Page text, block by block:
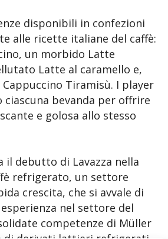
disponibili in confezioni
alle ricette italiane del caffè:
un morbido Latte
Latte al caramello e,
Tiramisù. I player
bevanda per offrire
e golosa allo stesso
il debutto di Lavazza nella
refrigerato, un settore
crescita, che si avvale di
nel settore del
competenze di Müller